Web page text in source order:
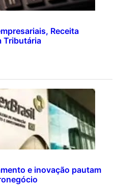
Receita
Tributária
e inovação pautam